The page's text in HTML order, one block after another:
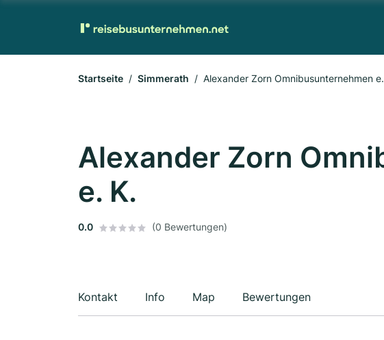
Startseite Simmerath Alexander Zorn Omnibusunternehmen
Alexander Zorn
e. K.
0.0 (0 Bewertungen)
Kontakt Info Map Bewertungen